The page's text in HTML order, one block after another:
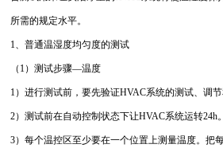
所需的规定水平。
1、普通温湿度均匀度的测试
（1）测试步骤—温度
1）进行测试前，要先验证HVAC系统的测试、调节
2）测试前在自动控制状态下让HVAC系统运转24h。
3）每个温控区至少要在一个位置上测量温度。把